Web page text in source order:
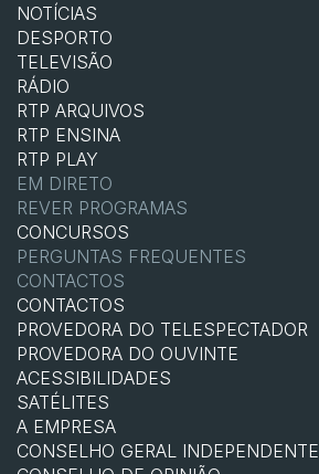
NOTÍCIAS
DESPORTO
TELEVISÃO
RÁDIO
RTP ARQUIVOS
RTP ENSINA
RTP PLAY
EM DIRETO
REVER PROGRAMAS
CONCURSOS
PERGUNTAS FREQUENTES
CONTACTOS
CONTACTOS
PROVEDORA DO TELESPECTADOR
PROVEDORA DO OUVINTE
ACESSIBILIDADES
SATÉLITES
A EMPRESA
CONSELHO GERAL INDEPENDENTE